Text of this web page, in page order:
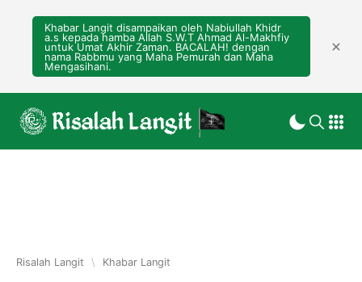
Khabar Langit disampaikan oleh Nabiullah Khidr
a.s kepada hamba Allah S.W.T Ahmad Al-Makhfiy
untuk Umat Akhir Zaman. BACALAH! dengan
nama Rabbmu yang Maha Pemurah dan Maha
Mengasihani.
Risalah Langit \ Khabar Langit